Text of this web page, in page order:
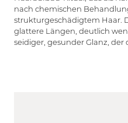
nach chemischen
strukturgeschädigtem Haar.
glattere Längen, deutlich
seidiger, gesunder Glanz,